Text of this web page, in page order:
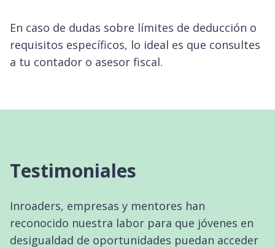
En caso de dudas sobre límites de deducción o
requisitos específicos, lo ideal es que consultes
a tu contador o asesor fiscal.
Testimoniales
Inroaders, empresas y mentores han
reconocido nuestra labor para que jóvenes en
desigualdad de oportunidades puedan acceder